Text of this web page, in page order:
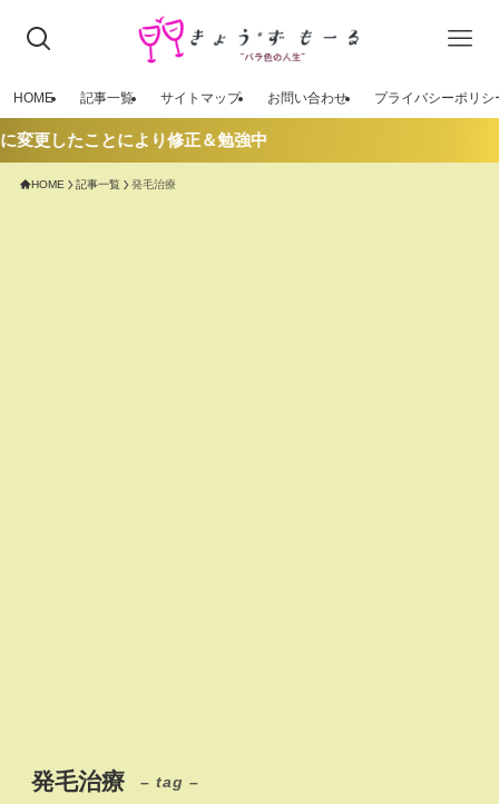
HOME 記事一覧 サイトマップ お問い合わせ プライバシーポリシ
更したことにより修正＆勉強中
HOME 記事一覧 発毛治療
発毛治療 – tag –